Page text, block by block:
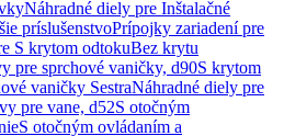
Náhradné diely pre Inštalačné
príslušenstvoPrípojky zariadení pre
S krytom odtokuBez krytu
pre sprchové vaničky, d90S krytom
vaničky SestraNáhradné diely pre
pre vane, d52S otočným
S otočným ovládaním a